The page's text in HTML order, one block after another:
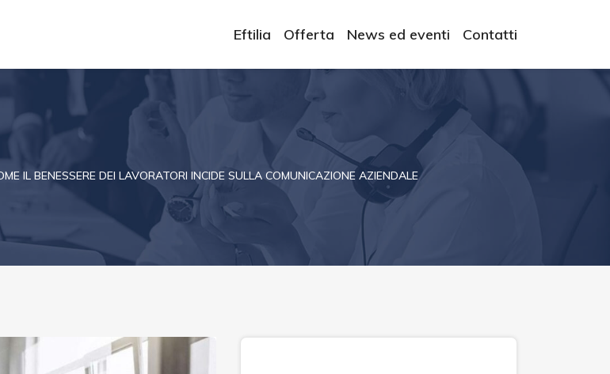
Eftilia Offerta News ed eventi Contatti
IL BENESSERE DEI LAVORATORI INCIDE SULLA COMUNICAZIONE AZIENDALE